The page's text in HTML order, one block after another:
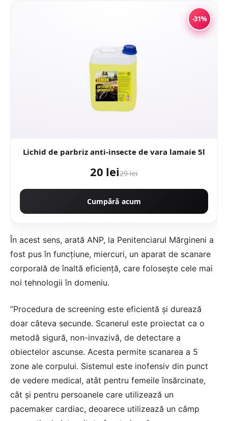
-31%
Lichid de parbriz anti-insecte de vara lamaie 5l
20 lei29 lei
Cumpără acum
În acest sens, arată ANP, la Penitenciarul Mărgineni a
fost pus în funcţiune, miercuri, un aparat de scanare
corporală de înaltă eficienţă, care foloseşte cele mai
noi tehnologii în domeniu.
”Procedura de screening este eficientă şi durează
doar câteva secunde. Scanerul este proiectat ca o
metodă sigură, non-invazivă, de detectare a
obiectelor ascunse. Acesta permite scanarea a 5
zone ale corpului. Sistemul este inofensiv din punct
de vedere medical, atât pentru femeile însărcinate,
cât şi pentru persoanele care utilizează un
pacemaker cardiac, deoarece utilizează un câmp